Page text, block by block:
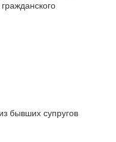
бывших супругов